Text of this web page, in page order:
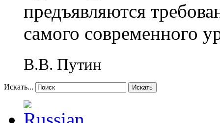
предъявляются
самого современного
В.В. Путин
Искать... Искать